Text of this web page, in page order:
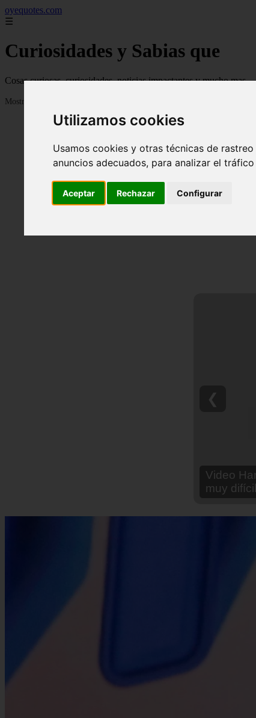
Utilizamos cookies
Usamos cookies y otras técnicas de
anuncios adecuados, para analizar el
Aceptar Rechazar Configurar
oyequotes.com
☰
Curiosidades y Sabias que
Cosas curiosas, curiosidades, noticias impactantes y mucho mas
Mostrando 1 - 24 de 2834 artículos
Video
❮